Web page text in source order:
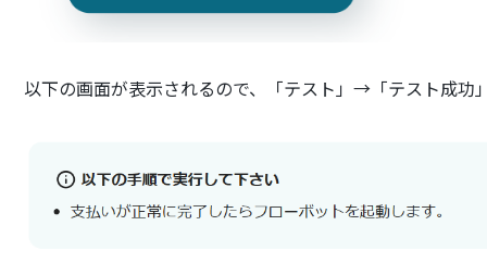
以下の画面が表示されるので、「テスト」→「テスト成